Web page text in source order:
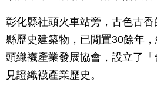
彰化縣社頭火車站旁，古色古
縣歷史建築物，已閒置30餘年
頭織襪產業發展協會，設立了「
見證織襪產業歷史。